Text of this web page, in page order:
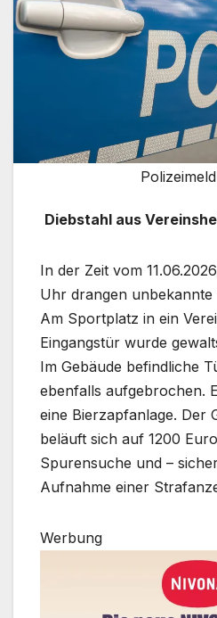
Diebstahl aus
In der Zeit vom
Uhr drangen unbekannte
Am Sportplatz in ein
Eingangstür wurde
Im Gebäude befindliche
ebenfalls aufgebrochen.
eine Bierzapfanlage. Der
beläuft sich auf 1200
Spurensuche und –
Aufnahme einer
Werbung